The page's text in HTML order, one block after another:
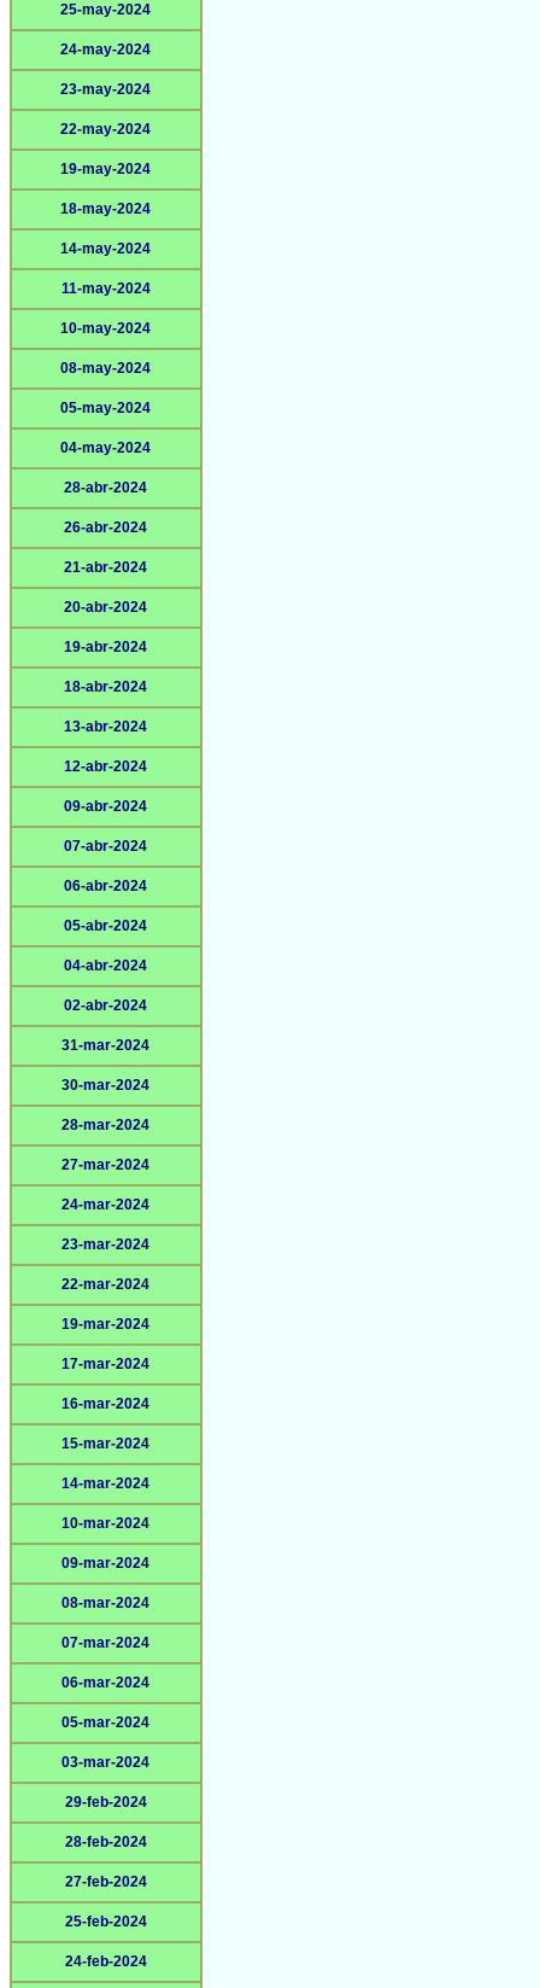
25-may-2024
24-may-2024
23-may-2024
22-may-2024
19-may-2024
18-may-2024
14-may-2024
11-may-2024
10-may-2024
08-may-2024
05-may-2024
04-may-2024
28-abr-2024
26-abr-2024
21-abr-2024
20-abr-2024
19-abr-2024
18-abr-2024
13-abr-2024
12-abr-2024
09-abr-2024
07-abr-2024
06-abr-2024
05-abr-2024
04-abr-2024
02-abr-2024
31-mar-2024
30-mar-2024
28-mar-2024
27-mar-2024
24-mar-2024
23-mar-2024
22-mar-2024
19-mar-2024
17-mar-2024
16-mar-2024
15-mar-2024
14-mar-2024
10-mar-2024
09-mar-2024
08-mar-2024
07-mar-2024
06-mar-2024
05-mar-2024
03-mar-2024
29-feb-2024
28-feb-2024
27-feb-2024
25-feb-2024
24-feb-2024